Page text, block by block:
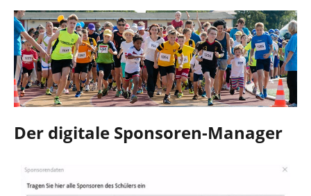
Der digitale Sponsoren-Manager